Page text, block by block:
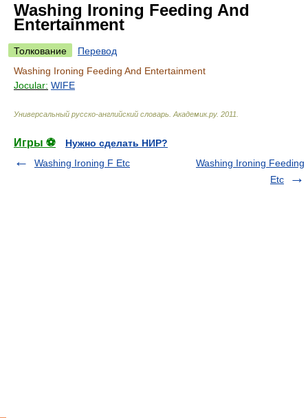
Washing Ironing Feeding And
Entertainment
Толкование
Перевод
Washing Ironing Feeding And Entertainment
Jocular: WIFE
Универсальный русско-английский словарь Академик.ру. 2011
Игры ⚽
Нужно сделать НИР?
Washing Ironing F Etc
Washing Ironing Feeding
Etc